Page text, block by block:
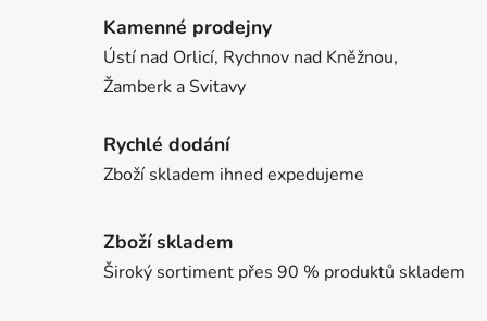
Kamenné prodejny
Ústí nad Orlicí, Rychnov nad Kněžnou,
Žamberk a Svitavy
Rychlé dodání
Zboží skladem ihned expedujeme
Zboží skladem
Široký sortiment přes 90 % produktů skladem